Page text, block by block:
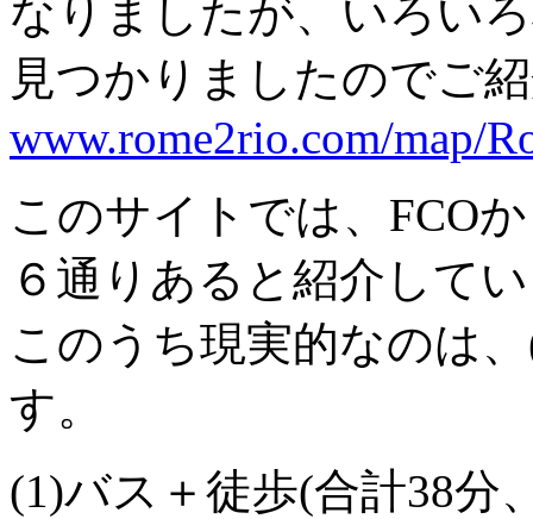
なりましたが、いろい
見つかりましたのでご
www.rome2rio.com/map/
このサイトでは、FCO
６通りあると紹介して
このうち現実的なのは
す。
(1)バス＋徒歩(合計38分